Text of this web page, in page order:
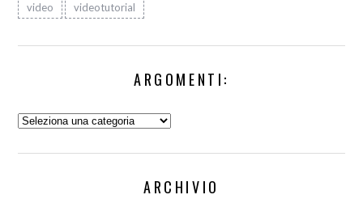
video
videotutorial
ARGOMENTI:
Argomenti:
ARCHIVIO